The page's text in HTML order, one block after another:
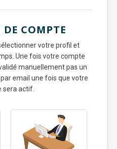
COMPTE
votre profil et
Une fois votre compte
manuellement pas un
email une fois que votre
sera actif.